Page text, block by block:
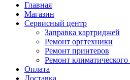
Главная
Магазин
Сервисный центр
Заправка картриджей
Ремонт оргтехники
Ремонт принтеров
Ремонт
Оплата